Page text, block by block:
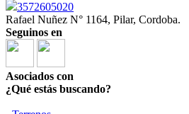
3572605020
Rafael Nuñez N° 1164, Pilar, Cordoba.
Seguinos en
Asociados con
¿Qué estás buscando?